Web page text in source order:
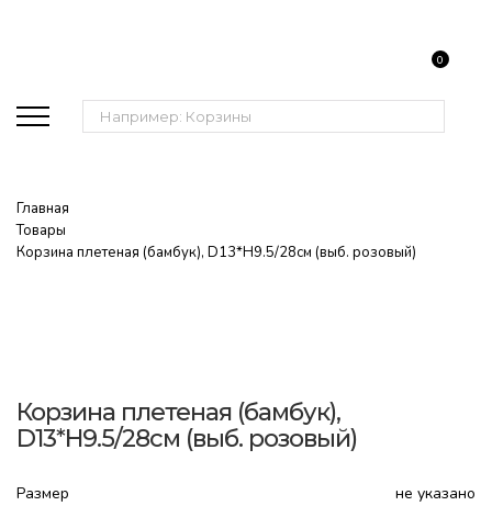
Поиск:
0
Главная
Товары
Корзина плетеная (бамбук), D13*H9.5/28см (выб. розовый)
Корзина плетеная (бамбук),
D13*H9.5/28см (выб. розовый)
Размер не указано